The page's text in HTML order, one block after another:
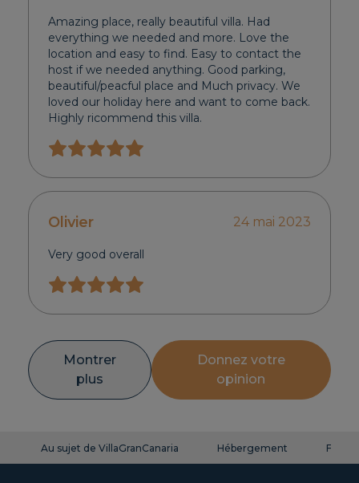
Amazing place, really beautiful villa. Had
everything we needed and more. Love the
location and easy to find. Easy to contact the
host if we needed anything. Good parking,
beautiful/peacful place and Much privacy. We
loved our holiday here and want to come back.
Highly ricommend this villa.
Olivier 24 mai 2023
Very good overall
Montrer
plus
Donnez votre
opinion
Au sujet de VillaGranCanaria Hébergement FAQ